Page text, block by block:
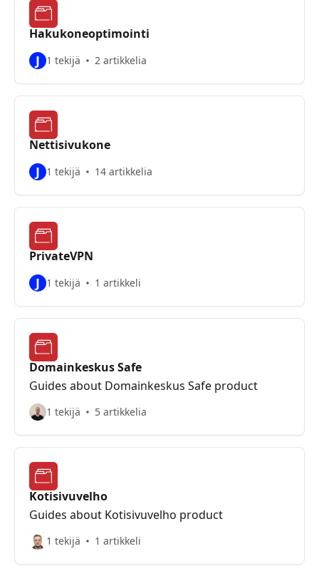
Hakukoneoptimointi
J 1 tekijä 2 artikkelia
Nettisivukone
J 1 tekijä 14 artikkelia
PrivateVPN
J 1 tekijä 1 artikkeli
Domainkeskus Safe
Guides about Domainkeskus Safe product
1 tekijä 5 artikkelia
Kotisivuvelho
Guides about Kotisivuvelho product
1 tekijä 1 artikkeli